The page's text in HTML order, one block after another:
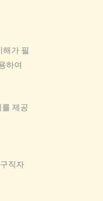
가 필
하여
제공
직자